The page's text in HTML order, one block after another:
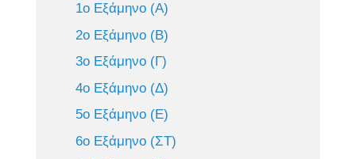
1ο Εξάμηνο (Α)
2ο Εξάμηνο (Β)
3ο Εξάμηνο (Γ)
4ο Εξάμηνο (Δ)
5ο Εξάμηνο (Ε)
6ο Εξάμηνο (ΣΤ)